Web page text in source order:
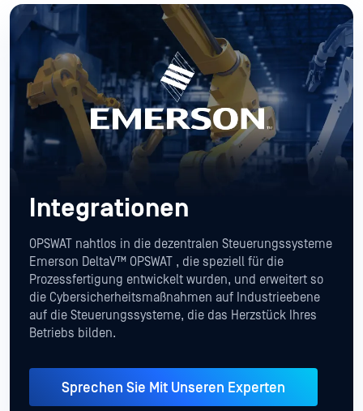
Integrationen
OPSWAT nahtlos in die dezentralen Steuerungssysteme
Emerson DeltaV™ OPSWAT , die speziell für die
Prozessfertigung entwickelt wurden, und erweitert so
die Cybersicherheitsmaßnahmen auf Industrieebene
auf die Steuerungssysteme, die das Herzstück Ihres
Betriebs bilden.
Sprechen Sie Mit Unseren Experten